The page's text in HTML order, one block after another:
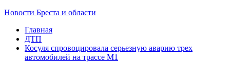
Новости Бреста и области
Главная
ДТП
Косуля спровоцировала серьезную аварию трех
автомобилей на трассе М1